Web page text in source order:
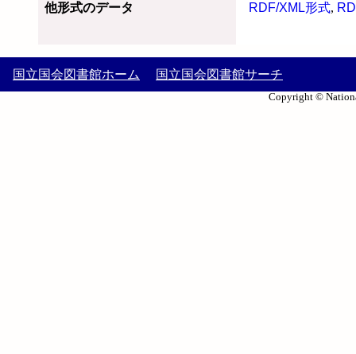
他形式のデータ RDF/XML形式,
国立国会図書館ホーム 国立国会図書館サーチ
Copyright ©